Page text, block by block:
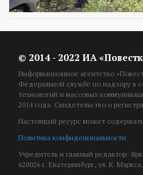
© 2014 - 2022 ИА
Информационное агентство
Федеральной службе по надзору в
технологий и массовых
2014 года. Свидетельство о
Настоящий ресурс может
Политика конфиденциальности
Учредитель и главный редактор:
620026 г. Екатеринбург, ул. К.